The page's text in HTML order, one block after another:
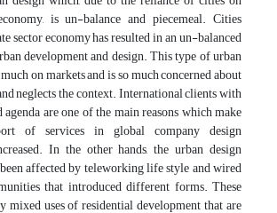
is un-balance and piecemeal. Cities
sector economy has resulted in an un-balanced
development and design. This type of urban
on markets and is so much concerned about
neglects the context. International clients with
agenda are one of the main reasons which make
of services in global company design
In the other hands, the urban design
affected by teleworking life style and wired
that introduced different forms. These
mixed uses of residential development that are